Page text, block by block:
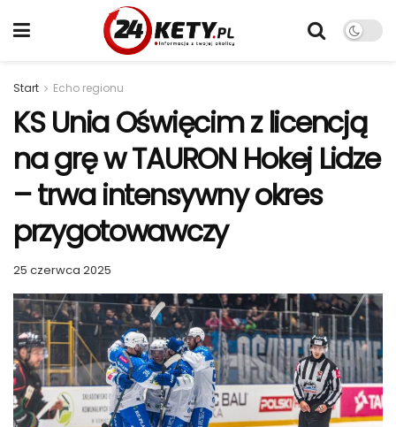
Start Echo regionu
KS Unia Oświęcim z licencją
na grę w TAURON Hokej Lidze
– trwa intensywny okres
przygotowawczy
25 czerwca 2025